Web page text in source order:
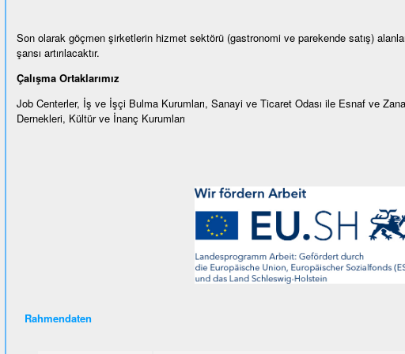
Son olarak göçmen şirketlerin hizmet sektörü (gastronomi ve parekende satış)
şansı artırılacaktır.
Çalışma Ortaklarımız
Job Centerler, İş ve İşçi Bulma Kurumları, Sanayi ve Ticaret Odası ile Esnaf ve
Dernekleri, Kültür ve İnanç Kurumları
Rahmendaten